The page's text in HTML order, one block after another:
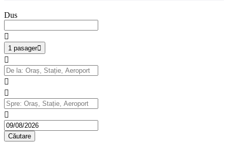
Dus

1 pasager




Căutare